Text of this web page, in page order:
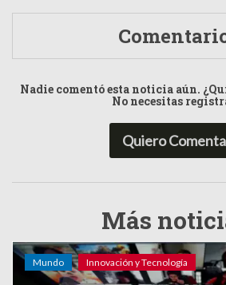
Nadie comentó esta noticia aún.
No necesitas
Quiero
Más
Mundo Innovación y Tecnología